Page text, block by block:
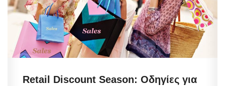
Retail Discount Season: Οδηγίες για